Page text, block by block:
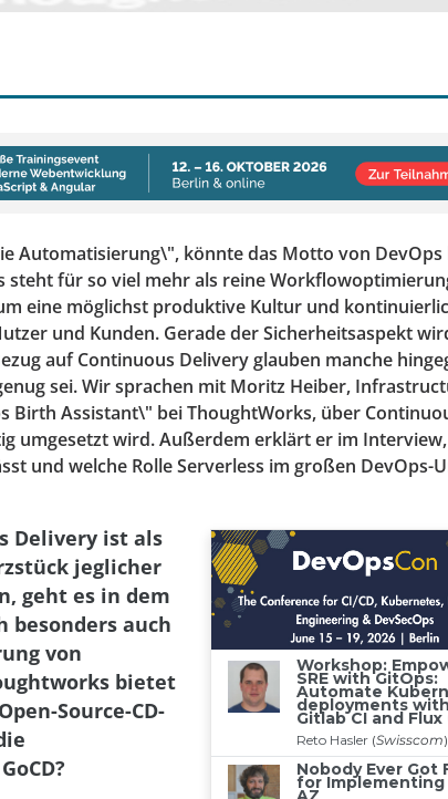
Automatisierung\", könnte das Motto von DevOps
steht für so viel mehr als reine
eine möglichst produktive Kultur und
und Kunden. Gerade der Sicherheitsaspekt
auf Continuous Delivery glauben manche
sei. Wir sprachen mit Moritz Heiber,
Birth Assistant\" bei ThoughtWorks, über
umgesetzt wird. Außerdem erklärt er im
und welche Rolle Serverless im großen DevOps-
Delivery ist als
jeglicher
geht es in dem
besonders auch
von
bietet
Source-CD-